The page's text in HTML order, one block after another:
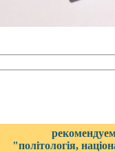
"політологія,